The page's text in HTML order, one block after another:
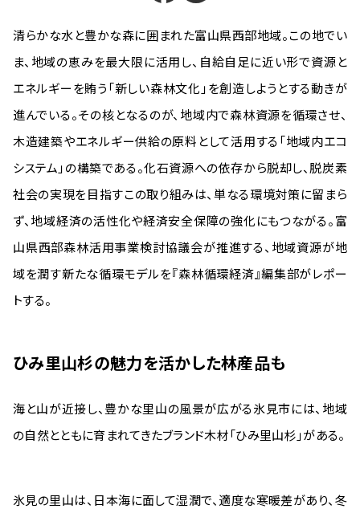
清らかな水と豊かな森に囲まれた富山県西部地域。この地でい
ま、地域の恵みを最大限に活用し、自給自足に近い形で資源と
エネルギーを賄う「新しい森林文化」を創造しようとする動きが
進んでいる。その核となるのが、地域内で森林資源を循環させ、
木造建築やエネルギー供給の原料として活用する「地域内エコ
システム」の構築である。化石資源への依存から脱却し、脱炭素
社会の実現を目指すこの取り組みは、単なる環境対策に留まら
ず、地域経済の活性化や経済安全保障の強化にもつながる。富
山県西部森林活用事業検討協議会が推進する、地域資源が地
域を潤す新たな循環モデルを『森林循環経済』編集部がレポー
トする。
ひみ里山杉の魅力を活かした林産品も
海と山が近接し、豊かな里山の風景が広がる氷見市には、地域
の自然とともに育まれてきたブランド木材「ひみ里山杉」がある。
氷見の里山は、日本海に面して湿潤で、適度な寒暖差があり、冬